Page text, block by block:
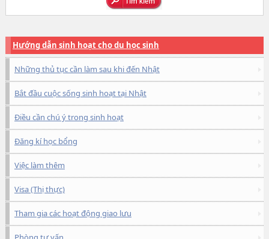
Hướng dẫn sinh hoạt cho du học sinh
Những thủ tục cần làm sau khi đến Nhật
Bắt đầu cuộc sống sinh hoạt tại Nhật
Điều cần chú ý trong sinh hoạt
Đăng kí học bổng
Việc làm thêm
Visa (Thị thực)
Tham gia các hoạt động giao lưu